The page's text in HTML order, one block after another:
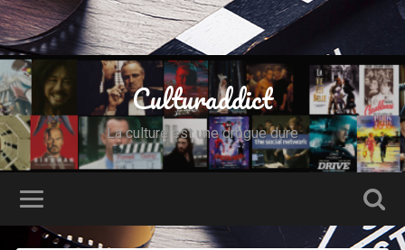
Culturaddict
La culture est une drogue dure